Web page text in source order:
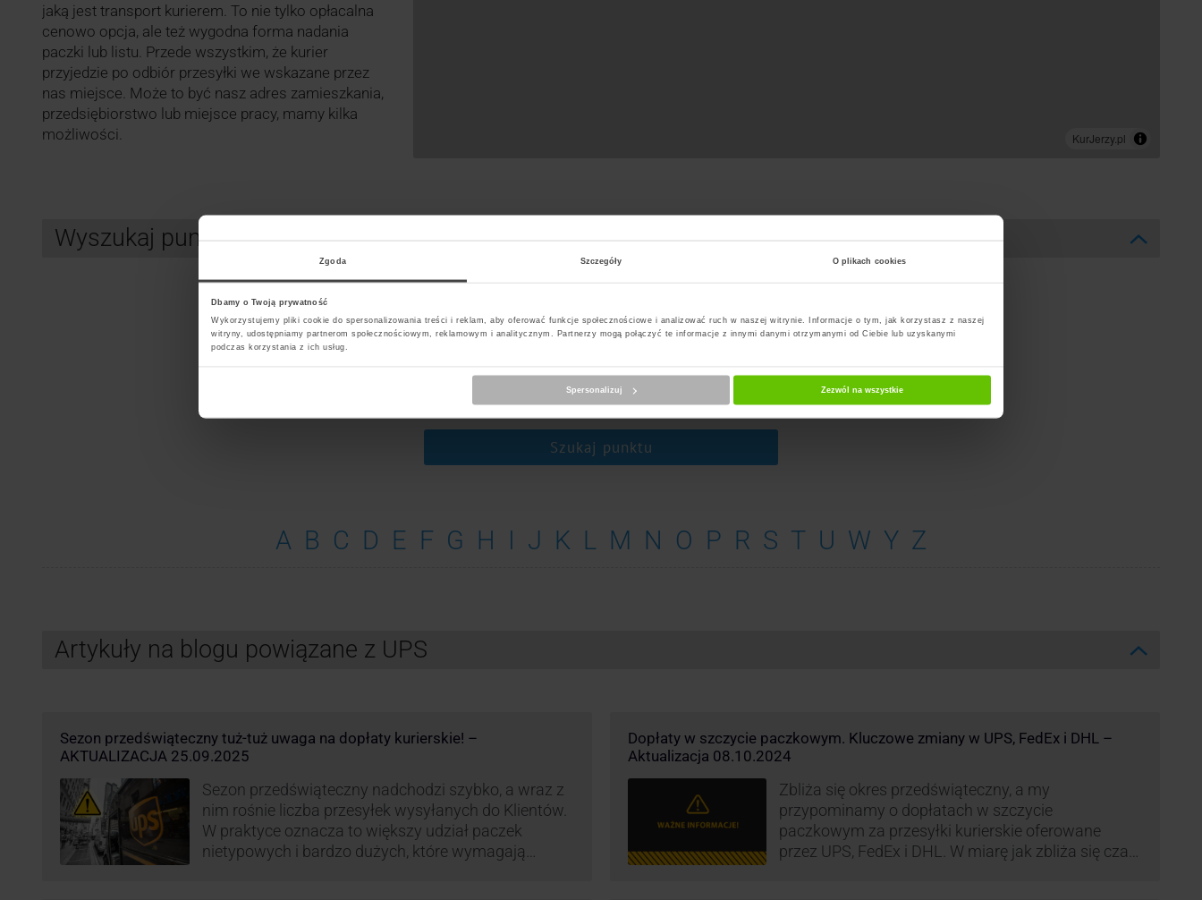
Zgoda Szczegóły O plikach cookies
Dbamy o Twoją prywatność
Wykorzystujemy pliki cookie do spersonalizowania treści i reklam, aby oferować funkcje społecznościowe i analizować ruch w naszej witrynie. Informacje o tym, jak korzystasz z naszej
witryny, udostępniamy partnerom społecznościowym, reklamowym i analitycznym. Partnerzy mogą połączyć te informacje z innymi danymi otrzymanymi od Ciebie lub uzyskanymi
podczas korzystania z ich usług.
Spersonalizuj Zezwól na wszystkie
jaką jest transport kurierem. To nie tylko opłacalna
cenowo opcja, ale też wygodna forma nadania
paczki lub listu. Przede wszystkim, że kurier
przyjedzie po odbiór przesyłki we wskazane przez
nas miejsce. Może to być nasz adres zamieszkania,
przedsiębiorstwo lub miejsce pracy, mamy kilka
możliwości.
Wyszukaj punkt kurierski UPS
Szukaj punktu
A B C D E F G H I J K L M N O P R S T U W Y Z
Artykuły na blogu powiązane z UPS
Sezon przedświąteczny tuż-tuż uwaga na dopłaty kurierskie! –
AKTUALIZACJA 25.09.2025
Sezon przedświąteczny nadchodzi szybko, a wraz z
nim rośnie liczba przesyłek wysyłanych do Klientów.
W praktyce oznacza to większy udział paczek
nietypowych i bardzo dużych, które wymagają
Dopłaty w szczycie paczkowym. Kluczowe zmiany w UPS, FedEx i DHL –
Aktualizacja 08.10.2024
Zbliża się okres przedświąteczny, a my
przypominamy o dopłatach w szczycie
paczkowym za przesyłki kurierskie oferowane
przez UPS, FedEx i DHL. W miarę jak zbliża się czas